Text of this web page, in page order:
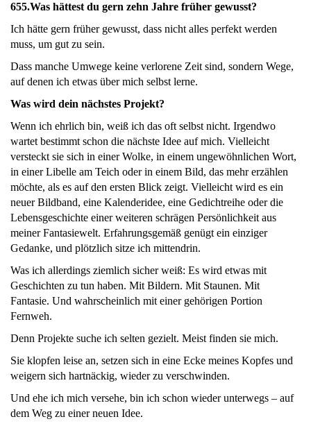
655.Was hättest du gern zehn Jahre früher gewusst?
Ich hätte gern früher gewusst, dass nicht alles perfekt werden
muss, um gut zu sein.
Dass manche Umwege keine verlorene Zeit sind, sondern Wege,
auf denen ich etwas über mich selbst lerne.
Was wird dein nächstes Projekt?
Wenn ich ehrlich bin, weiß ich das oft selbst nicht. Irgendwo
wartet bestimmt schon die nächste Idee auf mich. Vielleicht
versteckt sie sich in einer Wolke, in einem ungewöhnlichen Wort,
in einer Libelle am Teich oder in einem Bild, das mehr erzählen
möchte, als es auf den ersten Blick zeigt. Vielleicht wird es ein
neuer Bildband, eine Kalenderidee, eine Gedichtreihe oder die
Lebensgeschichte einer weiteren schrägen Persönlichkeit aus
meiner Fantasiewelt. Erfahrungsgemäß genügt ein einziger
Gedanke, und plötzlich sitze ich mittendrin.
Was ich allerdings ziemlich sicher weiß: Es wird etwas mit
Geschichten zu tun haben. Mit Bildern. Mit Staunen. Mit
Fantasie. Und wahrscheinlich mit einer gehörigen Portion
Fernweh.
Denn Projekte suche ich selten gezielt. Meist finden sie mich.
Sie klopfen leise an, setzen sich in eine Ecke meines Kopfes und
weigern sich hartnäckig, wieder zu verschwinden.
Und ehe ich mich versehe, bin ich schon wieder unterwegs – auf
dem Weg zu einer neuen Idee.